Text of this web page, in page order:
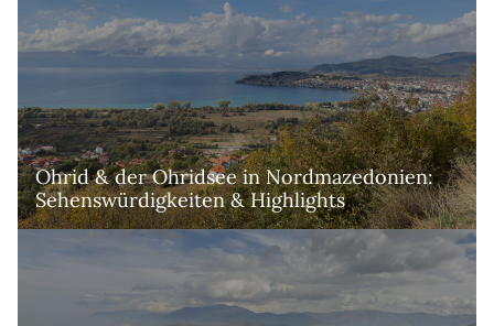
Ohrid & der Ohridsee in Nordmazedonien:
Sehenswürdigkeiten & Highlights